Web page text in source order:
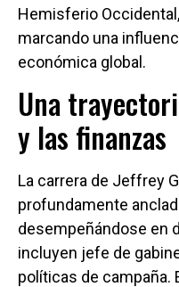
Hemisferio
marcando una
económica global.
Una
y las finanzas
La carrera de Jeffrey
profundamente
desempeñándose en
incluyen jefe de
políticas de campaña.